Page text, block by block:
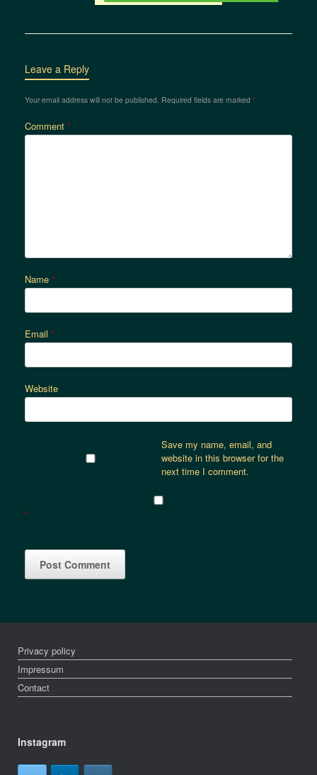
Leave a Reply
Your email address will not be published. Required fields are marked *
Comment *
Name *
Email *
Website
Save my name, email, and
website in this browser for the
next time I comment.
*
Privacy policy
Impressum
Contact
Instagram